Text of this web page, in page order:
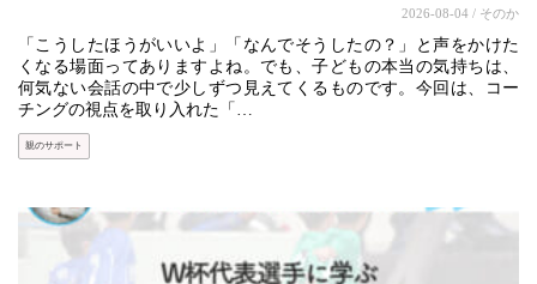
2026-08-04 / そのか
「こうしたほうがいいよ」「なんでそうしたの？」と声をかけた
くなる場面ってありますよね。でも、子どもの本当の気持ちは、
何気ない会話の中で少しずつ見えてくるものです。今回は、コー
チングの視点を取り入れた「…
親のサポート